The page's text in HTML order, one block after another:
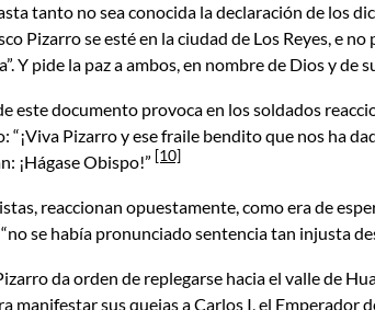
tanto no sea conocida la declaración de los
Pizarro se esté en la ciudad de Los Reyes, e
Y pide la paz a ambos, en nombre de Dios y de
este documento provoca en los soldados
“¡Viva Pizarro y ese fraile bendito que nos ha
¡Hágase Obispo!” [10]
reaccionan opuestamente, como era de
se había pronunciado sentencia tan injusta
da orden de replegarse hacia el valle de
manifestar sus quejas a Carlos I, el Emperador